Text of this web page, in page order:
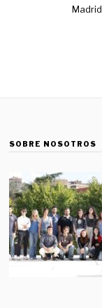
SOBRE NOSOTROS